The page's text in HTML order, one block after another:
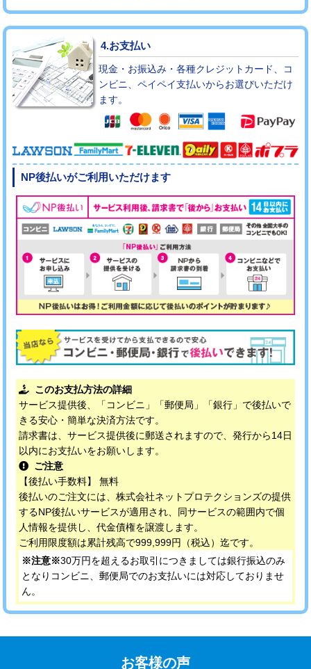
4.お支払い
現金・お振込み・各種クレジットカード、コ
ンビニ、ペイペイ支払いからお選びいただけ
ます。
NP後払いがご利用いただけます
このお支払方法の詳細
サービス提供後、「コンビニ」「郵便局」「銀行」で後払いで
きる安心・簡単な決済方法です。
請求書は、サービス提供後に郵送されますので、発行から14日
以内にお支払いをお願いします。
ご注意
【後払い手数料】 無料
後払いのご注文には、株式会社ネットプロテクションズの提供
するNP後払いサービスが適用され、同サービスの範囲内で個
人情報を提供し、代金債権を譲渡します。
ご利用限度額は累計残高で999,999円（税込）迄です。
※注意※30万円を超えるお取引につきましては銀行振込のみ
となりコンビニ、郵便局でのお支払いには対応しておりませ
ん。
お客様の声